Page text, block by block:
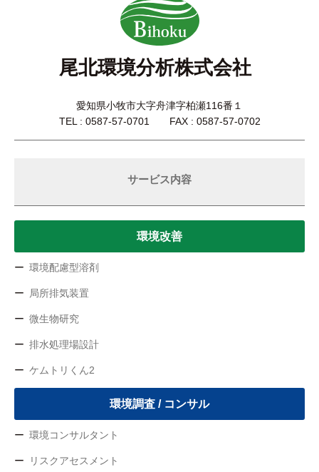
尾北環境分析株式会社
愛知県小牧市大字舟津字柏瀬116番１
TEL : 0587-57-0701 FAX : 0587-57-0702
サービス内容
環境改善
環境配慮型溶剤
局所排気装置
微生物研究
排水処理場設計
ケムトリくん2
環境調査 / コンサル
環境コンサルタント
リスクアセスメント